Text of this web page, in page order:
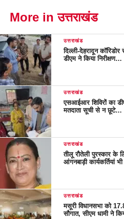
More in उत्तराखंड
उत्तराखंड
दिल्ली-देहरादून
डीएम ने किया निरीक्षण…
उत्तराखंड
एसआईआर शिविरों का
मतदाता सूची से न छूटे…
उत्तराखंड
तीलू रौतेली पुरस्कार के
आंगनबाड़ी कार्यकर्तियां
उत्तराखंड
मसूरी विधानसभा को
सौगात, सीएम धामी ने